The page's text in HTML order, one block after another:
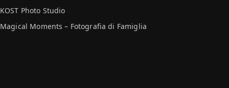
KOST Photo Studio
Magical Moments – Fotografia di Famiglia